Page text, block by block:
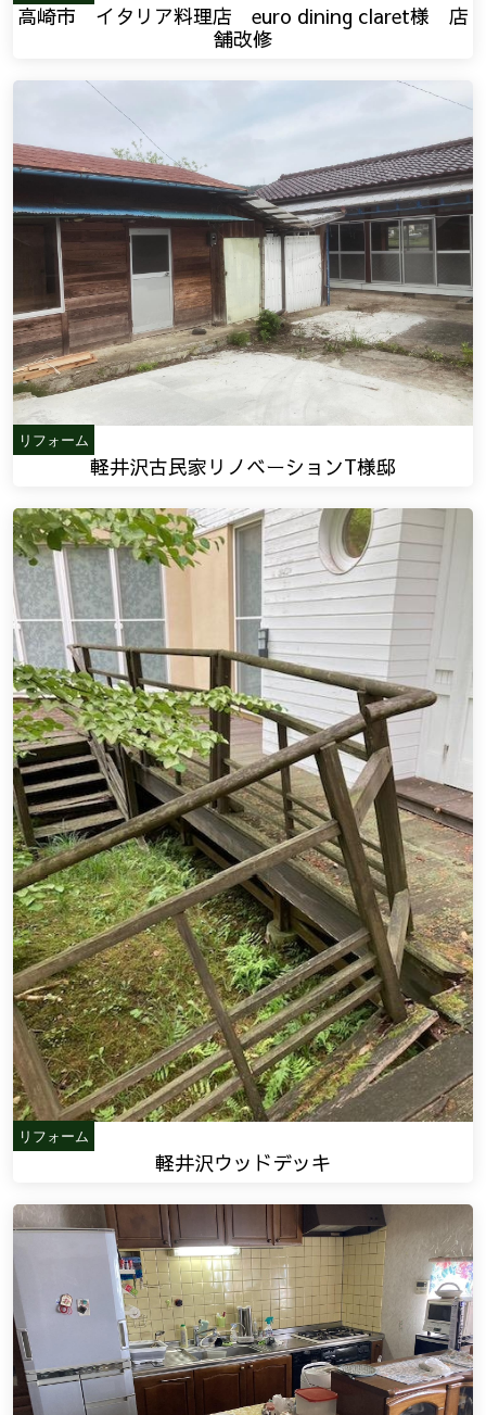
高崎市 イタリア料理店 euro dining claret様 店
舗改修
リフォーム
軽井沢古民家リノベーションT様邸
リフォーム
軽井沢ウッドデッキ